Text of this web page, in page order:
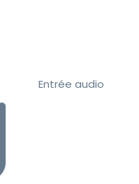
Entrée audio